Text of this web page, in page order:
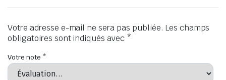
Votre adresse e-mail ne sera pas publiée. Les champs
obligatoires sont indiqués avec *
Votre note *